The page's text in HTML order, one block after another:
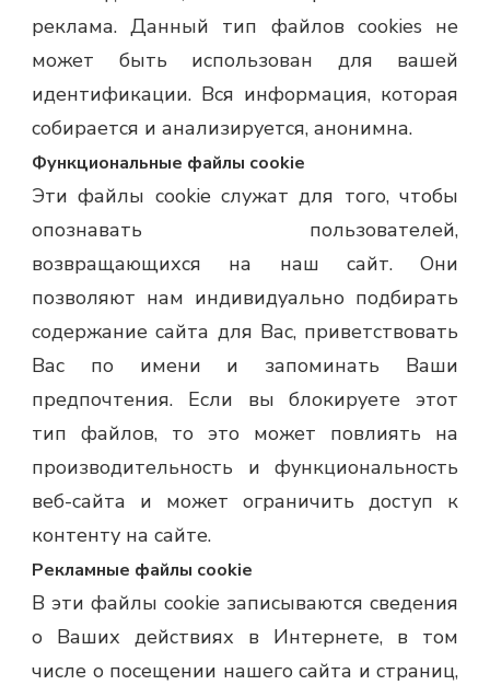
реклама. Данный тип файлов cookies не
может быть использован для вашей
идентификации. Вся информация, которая
собирается и анализируется, анонимна.
Функциональные файлы cookie
Эти файлы cookie служат для того, чтобы
опознавать пользователей,
возвращающихся на наш сайт. Они
позволяют нам индивидуально подбирать
содержание сайта для Вас, приветствовать
Вас по имени и запоминать Ваши
предпочтения. Если вы блокируете этот
тип файлов, то это может повлиять на
производительность и функциональность
веб-сайта и может ограничить доступ к
контенту на сайте.
Рекламные файлы cookie
В эти файлы cookie записываются сведения
о Ваших действиях в Интернете, в том
числе о посещении нашего сайта и страниц,